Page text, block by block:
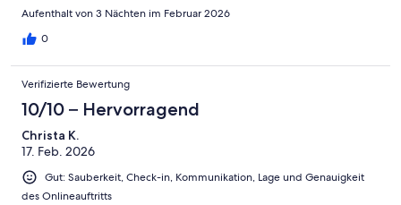
Aufenthalt von 3 Nächten im Februar 2026
0
Verifizierte Bewertung
10/10 – Hervorragend
Christa K.
17. Feb. 2026
Gut: Sauberkeit, Check-in, Kommunikation, Lage und Genauigkeit
des Onlineauftritts